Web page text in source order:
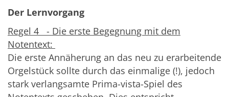
Der Lernvorgang
Regel 4 - Die erste Begegnung mit dem
Notentext:
Die erste Annäherung an das neu zu erarbeitende
Orgelstück sollte durch das einmalige (!), jedoch
stark verlangsamte Prima-vista-Spiel des